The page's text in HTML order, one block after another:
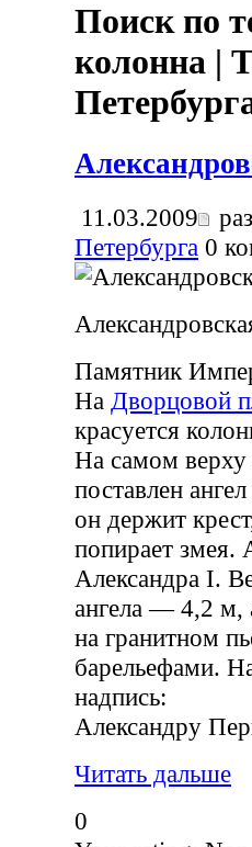
Поиск по
колонна |
11.03.2009
Петербурга 0
Памятник
На Дворцовой
красуется
На самом
поставлен
он держит
попирает змея.
Александра I.
ангела — 4,2 м,
на гранитном
барельефами.
надпись:
Александру
Читать дальше
0